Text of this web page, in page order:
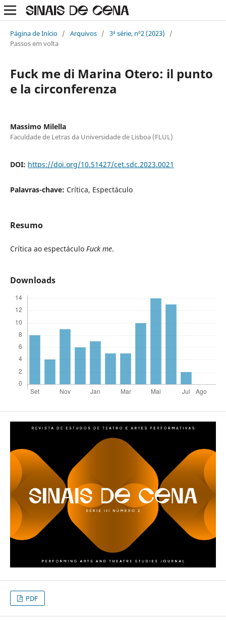
Página de Início / Arquivos / 3ª série, nº2 (2023)
/
Passos em volta
Fuck me di Marina Otero: il punto
e la circonferenza
Massimo Milella
Faculdade de Letras da Universidade de Lisboa (FLUL)
DOI: https://doi.org/10.51427/cet.sdc.2023.0021
Palavras-chave: Crítica, Espectáculo
Resumo
Crítica ao espectáculo Fuck me.
Downloads
PDF